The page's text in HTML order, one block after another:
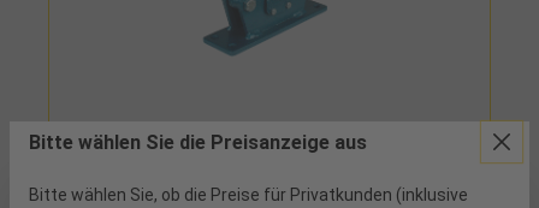
Rohrschraubstock 1/2"-3"
Bitte wählen Sie die Preisanzeige aus
Bitte wählen Sie, ob die Preise für Privatkunden (inklusive